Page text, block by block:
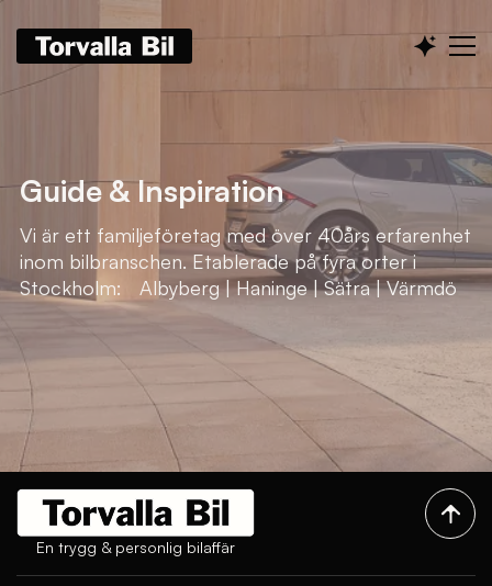
Guide & Inspiration
Vi är ett familjeföretag med över 40års erfarenhet
inom bilbranschen. Etablerade på fyra orter i
Stockholm: Albyberg | Haninge | Sätra | Värmdö
En trygg & personlig bilaffär